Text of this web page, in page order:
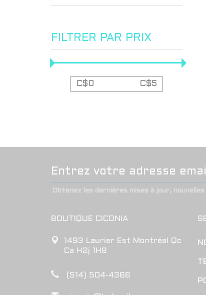
FILTRER PAR PRIX
C$0 C$5
Obtenez les dernières mises à jour,
BOUTIQUE CICONIA
1493 Laurier Est Montréal Qc
Ca H2j 1H8
(514) 504-4366